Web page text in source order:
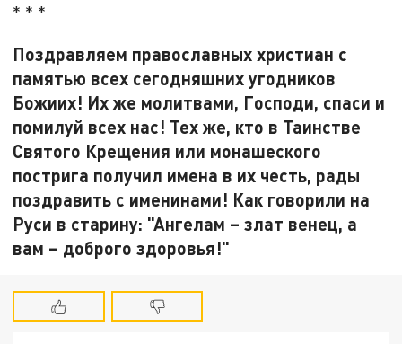
* * *
Поздравляем православных христиан с
памятью всех сегодняшних угодников
Божиих! Их же молитвами, Господи, спаси и
помилуй всех нас! Тех же, кто в Таинстве
Святого Крещения или монашеского
пострига получил имена в их честь, рады
поздравить с именинами! Как говорили на
Руси в старину: "Ангелам – злат венец, а
вам – доброго здоровья!"